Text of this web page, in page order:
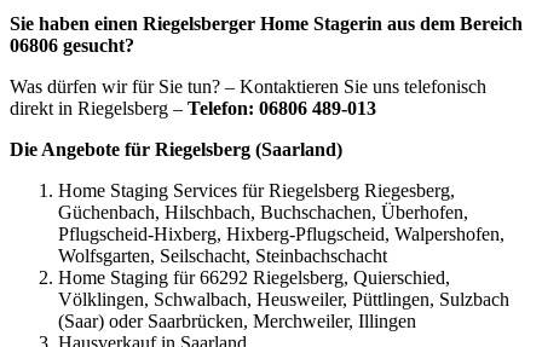
Sie haben einen Riegelsberger Home Stagerin aus dem Bereich
06806 gesucht?
Was dürfen wir für Sie tun? – Kontaktieren Sie uns telefonisch
direkt in Riegelsberg – Telefon: 06806 489-013
Die Angebote für Riegelsberg (Saarland)
Home Staging Services für Riegelsberg Riegesberg,
Güchenbach, Hilschbach, Buchschachen, Überhofen,
Pflugscheid-Hixberg, Hixberg-Pflugscheid, Walpershofen,
Wolfsgarten, Seilschacht, Steinbachschacht
Home Staging für 66292 Riegelsberg, Quierschied,
Völklingen, Schwalbach, Heusweiler, Püttlingen, Sulzbach
(Saar) oder Saarbrücken, Merchweiler, Illingen
Hausverkauf in Saarland